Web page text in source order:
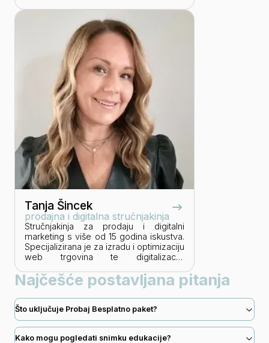
koordinatorica projekata ispitivanja
organizacijske klime i angažiranosti.
Kroz certifikat Employer Partner dobiva
uvid u HR sustave nekih od
najuspješnijih organizacija, a kroz
Future Resilience program educira
gotovo 1000 zaposlenika s kojima gradi
otpornost na stres i izazove. Motivirana
prepoznavanjem i razvojem
potencijala, postaje voditeljica odjela za
testiranje i assessment, u sklopu kojeg
provodi brojne projekte za većinu
uspješnih poslodavaca u Hrvatskoj, a
istovremeno radi i na uvođenju
licenciranih Belbin testova za hrvatsko
tržište. Paralelno s radom u SELECTIO
Grupi, preko 4 godine radi individualno
savjetovanje u Psihološkom Centru
Kauch.
Tanja Šincek
prodajna i digitalna stručnjakinja
Stručnjakinja za prodaju i digitalni
marketing s više od 15 godina iskustva.
Specijalizirana je za izradu i optimizaciju
web trgovina te digitalizaciju
web projekata i razvila preko 150
uspješnih digitalnih strategija. Kao
mentorica i edukatorica, pomaže
tvrtkama i poduzetnicima u rastu kroz
prodajne strategije, digitalni marketing i
AI alate.
Najčešće postavljana pitanja
Što uključuje Probaj Besplatno paket?
Kako mogu pogledati snimku edukacije?